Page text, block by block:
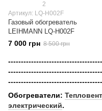
2
Артикул: LQ-H002F
Газовый обогреватель
LEIHMANN LQ-H002F
7 000 грн 8 500 грн
Обогреватели:
электрический.